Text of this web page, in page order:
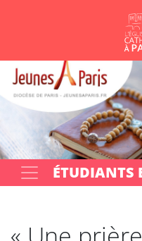
Votre recherche
ÉTUDIANTS
Panneau de gestion des